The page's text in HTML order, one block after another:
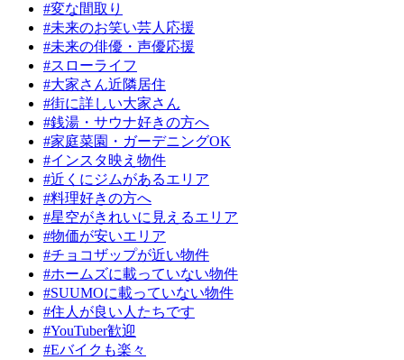
#変な間取り
#未来のお笑い芸人応援
#未来の俳優・声優応援
#スローライフ
#大家さん近隣居住
#街に詳しい大家さん
#銭湯・サウナ好きの方へ
#家庭菜園・ガーデニングOK
#インスタ映え物件
#近くにジムがあるエリア
#料理好きの方へ
#星空がきれいに見えるエリア
#物価が安いエリア
#チョコザップが近い物件
#ホームズに載っていない物件
#SUUMOに載っていない物件
#住人が良い人たちです
#YouTuber歓迎
#Eバイクも楽々